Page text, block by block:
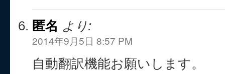
匿名 より:
2014年9月5日 8:57 PM
自動翻訳機能お願いします。